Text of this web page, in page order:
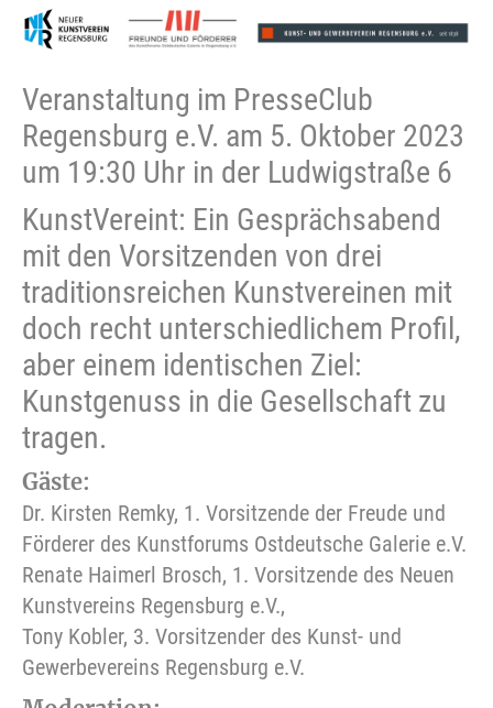
Veranstaltung im PresseClub
Regensburg e.V. am 5. Oktober 2023
um 19:30 Uhr in der Ludwigstraße 6
KunstVereint: Ein Gesprächsabend
mit den Vorsitzenden von drei
traditionsreichen Kunstvereinen mit
doch recht unterschiedlichem Profil,
aber einem identischen Ziel:
Kunstgenuss in die Gesellschaft zu
tragen.
Gäste:
Dr. Kirsten Remky, 1. Vorsitzende der Freude und
Förderer des Kunstforums Ostdeutsche Galerie e.V.
Renate Haimerl Brosch, 1. Vorsitzende des Neuen
Kunstvereins Regensburg e.V.,
Tony Kobler, 3. Vorsitzender des Kunst- und
Gewerbevereins Regensburg e.V.